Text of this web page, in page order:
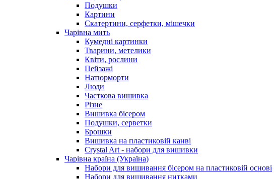
Подушки
Картини
Скатертини, серфетки, мішечки
Чарiвна мить
Кумедні картинки
Тварини, метелики
Квіти, рослини
Пейзажі
Натюрморти
Люди
Часткова вишивка
Різне
Вишивка бісером
Подушки, серветки
Брошки
Вишивка на пластиковій канві
Crystal Art - набори для вишивки
Чарівна країна (Україна)
Набори для вишивання бісером на пластиковій основі
Набори для вишивання нитками